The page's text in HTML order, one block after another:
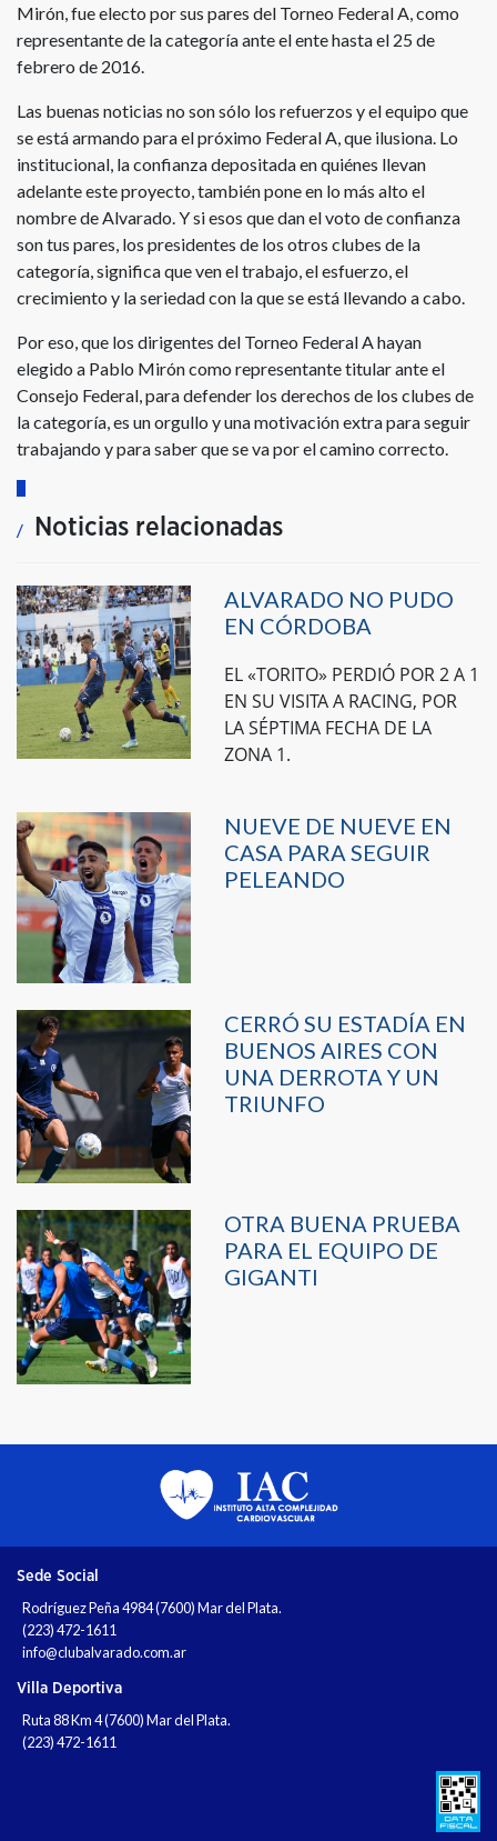
Mirón, fue electo por sus pares del Torneo Federal A, como
representante de la categoría ante el ente hasta el 25 de
febrero de 2016.
Las buenas noticias no son sólo los refuerzos y el equipo que
se está armando para el próximo Federal A, que ilusiona. Lo
institucional, la confianza depositada en quiénes llevan
adelante este proyecto, también pone en lo más alto el
nombre de Alvarado. Y si esos que dan el voto de confianza
son tus pares, los presidentes de los otros clubes de la
categoría, significa que ven el trabajo, el esfuerzo, el
crecimiento y la seriedad con la que se está llevando a cabo.
Por eso, que los dirigentes del Torneo Federal A hayan
elegido a Pablo Mirón como representante titular ante el
Consejo Federal, para defender los derechos de los clubes de
la categoría, es un orgullo y una motivación extra para seguir
trabajando y para saber que se va por el camino correcto.
Noticias relacionadas
ALVARADO NO PUDO
EN CÓRDOBA
EL «TORITO» PERDIÓ POR 2 A 1
EN SU VISITA A RACING, POR
LA SÉPTIMA FECHA DE LA
ZONA 1.
NUEVE DE NUEVE EN
CASA PARA SEGUIR
PELEANDO
CERRÓ SU ESTADÍA EN
BUENOS AIRES CON
UNA DERROTA Y UN
TRIUNFO
OTRA BUENA PRUEBA
PARA EL EQUIPO DE
GIGANTI
Sede Social
Rodríguez Peña 4984 (7600) Mar del Plata.
(223) 472-1611
info@clubalvarado.com.ar
Villa Deportiva
Ruta 88 Km 4 (7600) Mar del Plata.
(223) 472-1611